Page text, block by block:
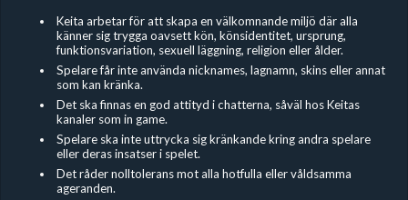
Keita arbetar för att skapa en välkomnande miljö där alla
känner sig trygga oavsett kön, könsidentitet, ursprung,
funktionsvariation, sexuell läggning, religion eller ålder.
Spelare får inte använda nicknames, lagnamn, skins eller annat
som kan kränka.
Det ska finnas en god attityd i chatterna, såväl hos Keitas
kanaler som in game.
Spelare ska inte uttrycka sig kränkande kring andra spelare
eller deras insatser i spelet.
Det råder nolltolerans mot alla hotfulla eller våldsamma
ageranden.